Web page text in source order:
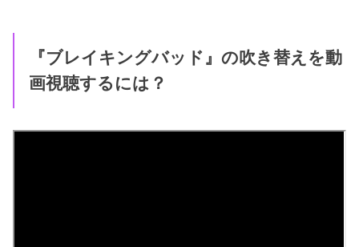
『ブレイキングバッド』の吹き替えを動
画視聴するには？